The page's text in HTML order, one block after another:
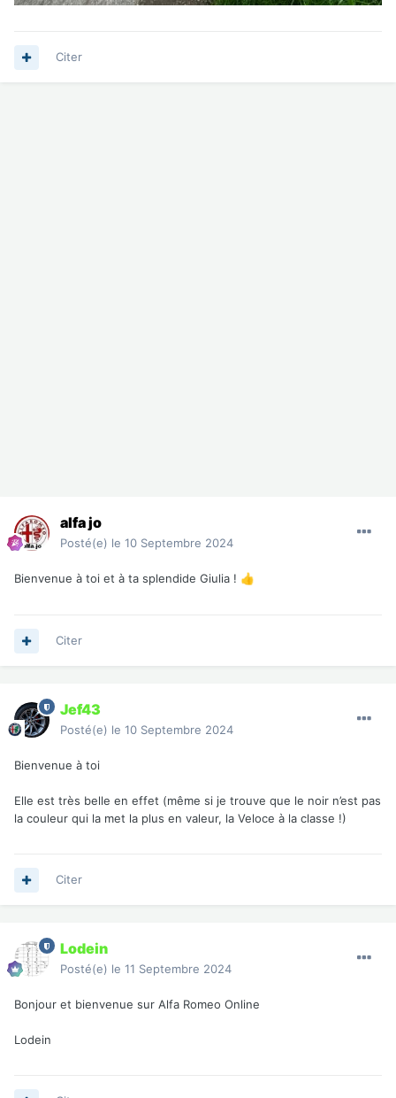
Citer
alfa jo
Posté(e) le 10 Septembre 2024
Bienvenue à toi et à ta splendide Giulia ! 👍
Citer
Jef43
Posté(e) le 10 Septembre 2024
Bienvenue à toi
Elle est très belle en effet (même si je trouve que le noir n’est pas
la couleur qui la met la plus en valeur, la Veloce à la classe !)
Citer
Lodein
Posté(e) le 11 Septembre 2024
Bonjour et bienvenue sur Alfa Romeo Online
Lodein